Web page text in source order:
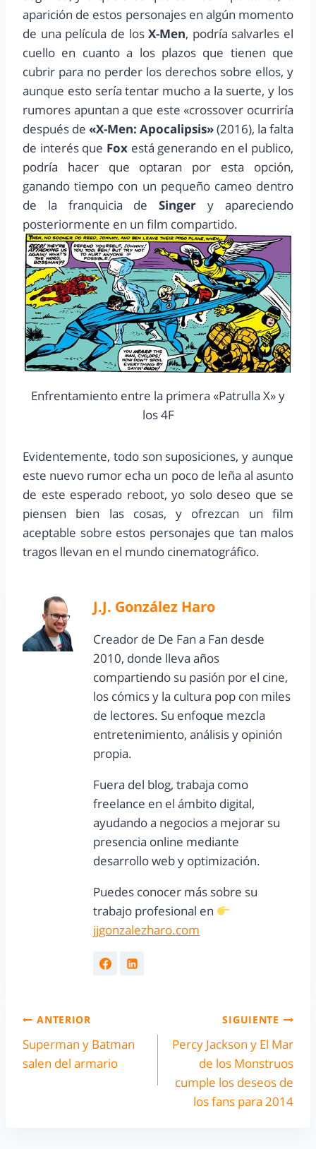
aparición de estos personajes en algún momento
de una película de losX-Men, podría salvarles el
cuello en cuanto a los plazos que tienen que
cubrir para no perder los derechos sobre ellos, y
aunque esto sería tentar mucho a la suerte, y los
rumores apuntan a que este «crossover ocurriría
después de «X-Men: Apocalipsis»(2016), la falta
de interés que Foxestá generando en el publico,
podría hacer que optaran por esta opción,
ganando tiempo con un pequeño cameo dentro
de la franquicia deSinger y apareciendo
posteriormente en un film compartido.
Enfrentamiento entre la primera «Patrulla X» y
los 4F
Evidentemente, todo son suposiciones, y aunque
este nuevo rumor echa un poco de leña al asunto
de este esperado reboot, yo solo deseo que se
piensen bien las cosas, y ofrezcan un film
aceptable sobre estos personajes que tan malos
tragos llevan en el mundo cinematográfico.
J.J. González Haro
Creador de De Fan a Fan desde
2010, donde lleva años
compartiendo su pasión por el cine,
los cómics y la cultura pop con miles
de lectores. Su enfoque mezcla
entretenimiento, análisis y opinión
propia.
Fuera del blog, trabaja como
freelance en el ámbito digital,
ayudando a negocios a mejorar su
presencia online mediante
desarrollo web y optimización.
Puedes conocer más sobre su
trabajo profesional en
jjgonzalezharo.com
ANTERIOR
Superman y Batman
salen del armario
SIGUIENTE
Percy Jackson y El Mar
de los Monstruos
cumple los deseos de
los fans para 2014